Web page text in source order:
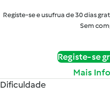
Registe-se e usufrua de 30 dias
Sem
Registe-se
Mais
Dificuldade